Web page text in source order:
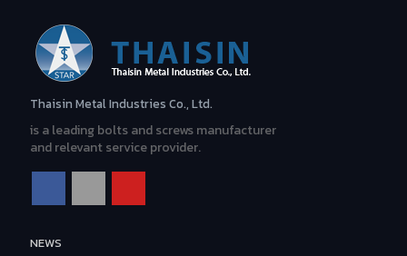
Thaisin Metal Industries Co., Ltd.
is a leading bolts and screws manufacturer
and relevant service provider.
NEWS